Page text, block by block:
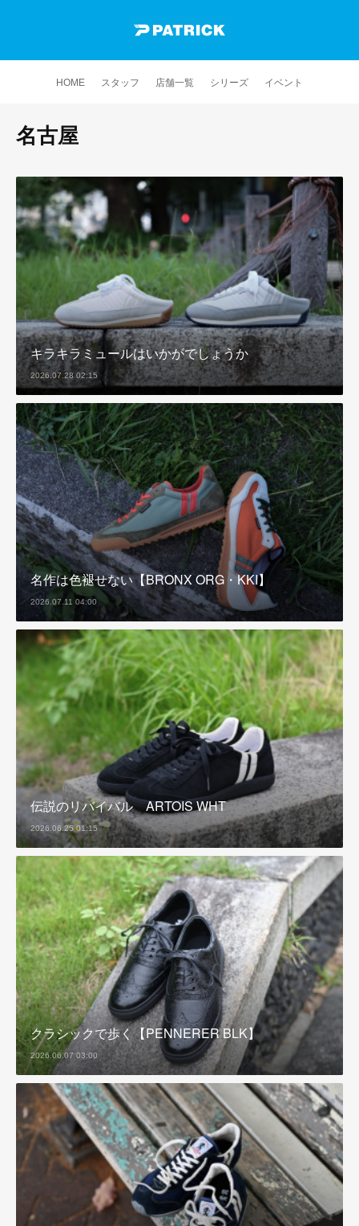
HOME スタッフ 店舗一覧 シリーズ イベント
名古屋
キラキラミュールはいかがでしょうか
2026.07.28 02:15
名作は色褪せない【BRONX ORG・KKI】
2026.07.11 04:00
伝説のリバイバル ARTOIS WHT
2026.06.25 01:15
クラシックで歩く【PENNERER BLK】
2026.06.07 03:00